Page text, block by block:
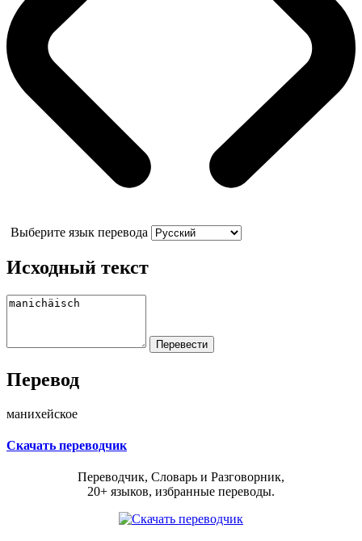
Выберите язык перевода
Исходный текст
Перевод
манихейское
Скачать переводчик
Переводчик, Словарь и Разговорник,
20+ языков, избранные переводы.